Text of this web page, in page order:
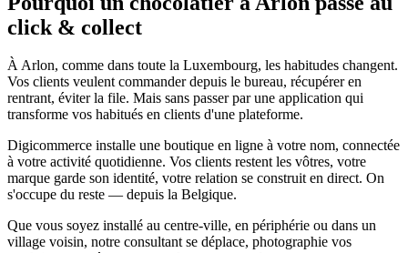
click & collect
ÀArlon, comme dans toute la Luxembourg, les habitudes changent.
Vos clients veulent commander depuis le bureau, récupérer en
rentrant, éviter la file. Mais sans passer par une application qui
transforme vos habitués en clients d'une plateforme.
Digicommerce installe une boutique en ligne à votre nom, connectée
à votre activité quotidienne. Vos clients restent les vôtres, votre
marque garde son identité, votre relation se construit en direct. On
s'occupe du reste — depuis la Belgique.
Que vous soyez installé au centre-ville, en périphérie ou dans un
village voisin, notre consultant se déplace, photographie vos